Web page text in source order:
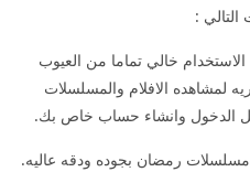
:
خالي تماما من العيوب
لمشاهده الافلام والمسلسلات
الدخول وانشاء حساب خاص بك.
رمضان بجوده ودقه عاليه.